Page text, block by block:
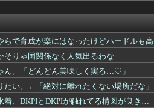
が触れてる構図が良き…
で成長していない！？
だと思うゲーム挙げてけ
市場縮小の大きな影響は想定して...
と逃げ回る」
らで育成が楽にはなったけどハードルも
そりゃ国関係なく人気出るわな
ん。「どんどん美味しく実る…♡」
たい。←「絶対に離れたくない場所だな」
着、DKPIとDKPIが触れてる構図が良き…